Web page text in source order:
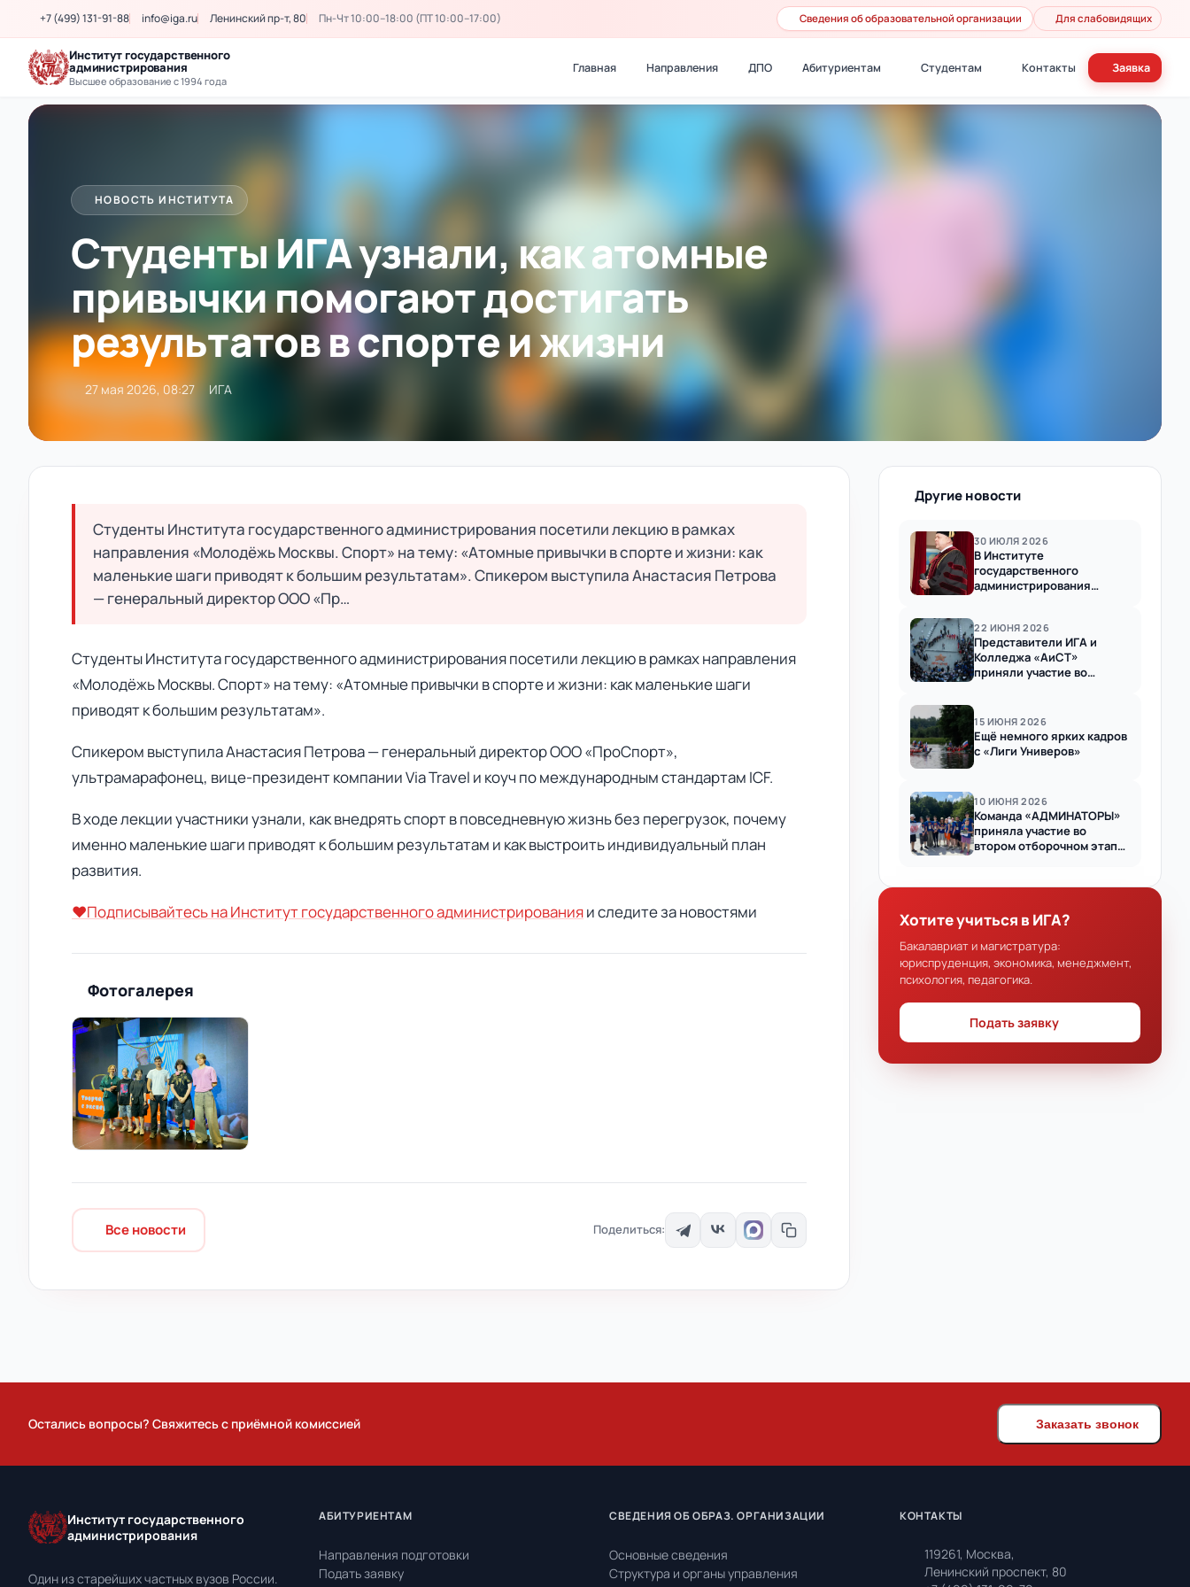
+7 (499) 131-91-88 info@iga.ru Ленинский пр-т, 80 Пн-Чт 10:00–18:00 (ПТ 10:00–17:00) Сведения об образовательной организации Для слабовидящих
Институт государственного
администрирования
Высшее образование с 1994 года
Главная Направления ДПО Абитуриентам Студентам Контакты Заявка
НОВОСТЬ ИНСТИТУТА
Студенты ИГА узнали, как атомные
привычки помогают достигать
результатов в спорте и жизни
27 мая 2026, 08:27 ИГА
Студенты Института государственного администрирования посетили лекцию в рамках
направления «Молодёжь Москвы. Спорт» на тему: «Атомные привычки в спорте и жизни: как
маленькие шаги приводят к большим результатам». Спикером выступила Анастасия Петрова
— генеральный директор ООО «Пр…
Студенты Института государственного администрирования посетили лекцию в рамках направления
«Молодёжь Москвы. Спорт» на тему: «Атомные привычки в спорте и жизни: как маленькие шаги
приводят к большим результатам».
Спикером выступила Анастасия Петрова — генеральный директор ООО «ПроСпорт»,
ультрамарафонец, вице-президент компании Via Travel и коуч по международным стандартам ICF.
В ходе лекции участники узнали, как внедрять спорт в повседневную жизнь без перегрузок, почему
именно маленькие шаги приводят к большим результатам и как выстроить индивидуальный план
развития.
❤️Подписывайтесь на Институт государственного администрированияи следите за новостями
Фотогалерея
Все новости Поделиться:
Другие новости
30 ИЮЛЯ 2026
В Институте
государственного
администрирования
дипломов выпускникам
2026 года
22 ИЮНЯ 2026
Представители ИГА и
Колледжа «АиСТ»
приняли участие во
15 ИЮНЯ 2026
Ещё немного ярких кадров
с «Лиги Универов»
10 ИЮНЯ 2026
Команда «АДМИНАТОРЫ»
приняла участие во
втором отборочном этапе
Хотите учиться в ИГА?
Бакалавриат и магистратура:
юриспруденция, экономика, менеджмент,
психология, педагогика.
Подать заявку
Остались вопросы? Свяжитесь с приёмной комиссией Заказать звонок
Институт государственного
администрирования
Один из старейших частных вузов России.
АБИТУРИЕНТАМ
Направления подготовки
Подать заявку
СВЕДЕНИЯ ОБ ОБРАЗ. ОРГАНИЗАЦИИ
Основные сведения
Структура и органы управления
КОНТАКТЫ
119261, Москва,
Ленинский проспект, 80